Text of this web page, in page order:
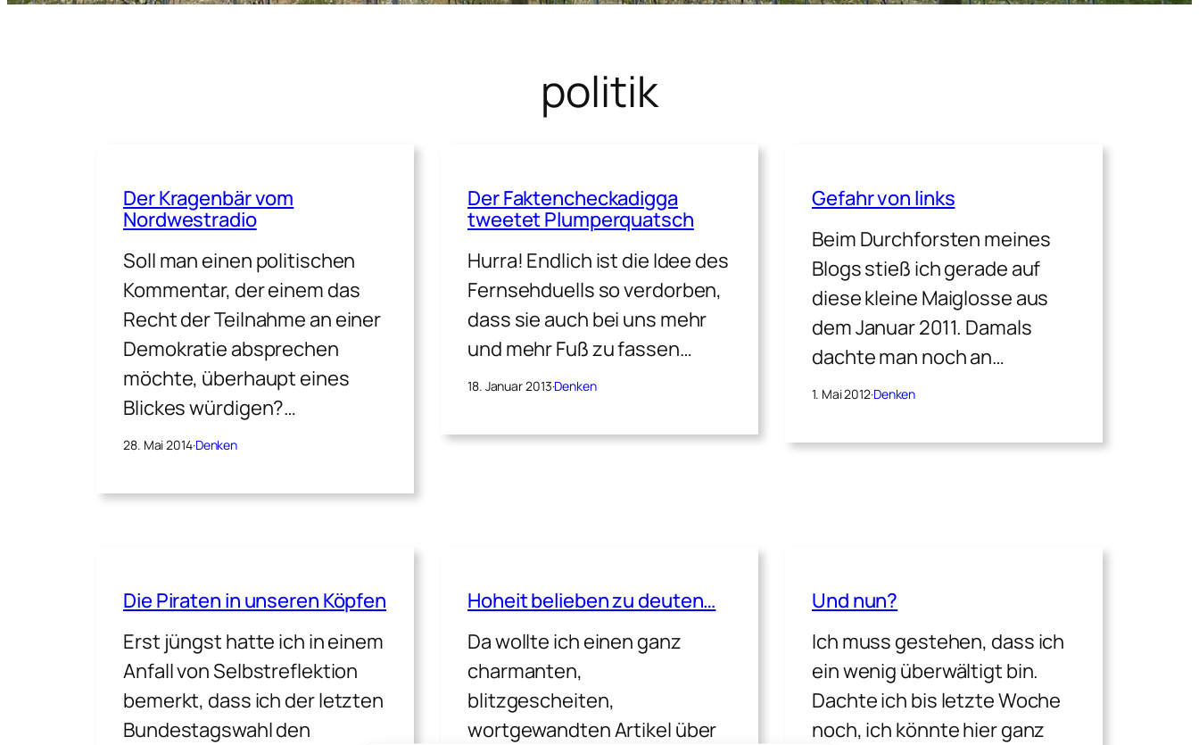
politik
Der Kragenbär vom
Nordwestradio
Soll man einen politischen
Kommentar, der einem das
Recht der Teilnahme an einer
Demokratie absprechen
möchte, überhaupt eines
Blickes würdigen?…
28. Mai 2014·Denken
Der Faktencheckadigga
tweetet Plumperquatsch
Hurra! Endlich ist die Idee des
Fernsehduells so verdorben,
dass sie auch bei uns mehr
und mehr Fuß zu fassen…
18. Januar 2013·Denken
Gefahr von links
Beim Durchforsten meines
Blogs stieß ich gerade auf
diese kleine Maiglosse aus
dem Januar 2011. Damals
dachte man noch an…
1. Mai 2012·Denken
Die Piraten in unseren Köpfen
Erst jüngst hatte ich in einem
Anfall von Selbstreflektion
bemerkt, dass ich der letzten
Bundestagswahl den
Hoheit belieben zu deuten…
Da wollte ich einen ganz
charmanten,
blitzgescheiten,
wortgewandten Artikel über
Und nun?
Ich muss gestehen, dass ich
ein wenig überwältigt bin.
Dachte ich bis letzte Woche
noch, ich könnte hier ganz